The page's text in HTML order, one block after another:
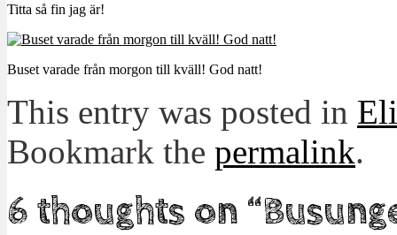
Titta så fin jag är!
Buset varade från morgon till kväll! God natt!
This entry was posted in
Bookmark the permalink.
6 thoughts on “